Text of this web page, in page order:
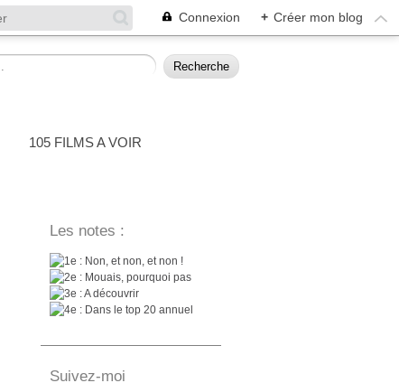
Connexion + Créer mon blog
105 FILMS A VOIR
Les notes :
: Non, et non, et non !
: Mouais, pourquoi pas
: A découvrir
: Dans le top 20 annuel
Suivez-moi